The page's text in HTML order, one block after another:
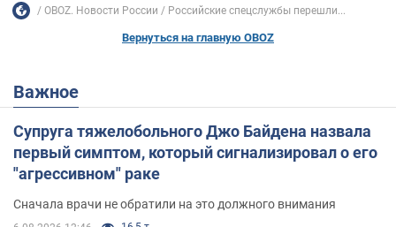
OBOZ. Новости России Российские спецслужбы перешли...
Вернуться на главную OBOZ
Важное
Супруга тяжелобольного Джо Байдена назвала
первый симптом, который сигнализировал о его
"агрессивном" раке
Сначала врачи не обратили на это должного внимания